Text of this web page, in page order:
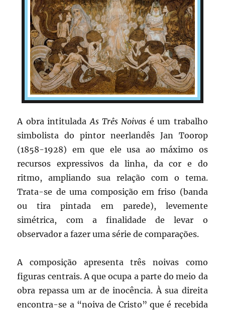
A obra intitulada As Três Noivas é um trabalho
simbolista do pintor neerlandês Jan Toorop
(1858-1928) em que ele usa ao máximo os
recursos expressivos da linha, da cor e do
ritmo, ampliando sua relação com o tema.
Trata-se de uma composição em friso (banda
ou tira pintada em parede), levemente
simétrica, com a finalidade de levar o
observador a fazer uma série de comparações.
A composição apresenta três noivas como
figuras centrais. A que ocupa a parte do meio da
obra repassa um ar de inocência. À sua direita
encontra-se a “noiva de Cristo” que é recebida